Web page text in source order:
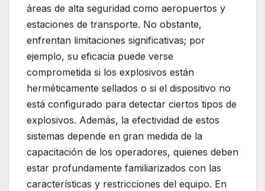
áreas de alta seguridad como aeropuertos y
estaciones de transporte. No obstante,
enfrentan limitaciones significativas; por
ejemplo, su eficacia puede verse
comprometida si los explosivos están
herméticamente sellados o si el dispositivo no
está configurado para detectar ciertos tipos de
explosivos. Además, la efectividad de estos
sistemas depende en gran medida de la
capacitación de los operadores, quienes deben
estar profundamente familiarizados con las
características y restricciones del equipo. En